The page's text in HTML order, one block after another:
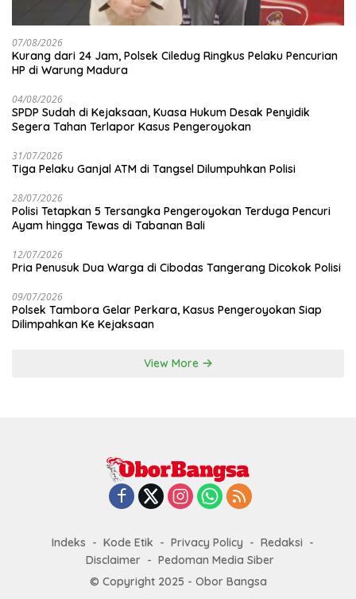
07/08/2026
Kurang dari 24 Jam, Polsek Ciledug Ringkus Pelaku Pencurian
HP di Warung Madura
04/08/2026
SPDP Sudah di Kejaksaan, Kuasa Hukum Desak Penyidik
Segera Tahan Terlapor Kasus Pengeroyokan
31/07/2026
Tiga Pelaku Ganjal ATM di Tangsel Dilumpuhkan Polisi
28/07/2026
Polisi Tetapkan 5 Tersangka Pengeroyokan Terduga Pencuri
Ayam hingga Tewas di Tabanan Bali
12/07/2026
Pria Penusuk Dua Warga di Cibodas Tangerang Dicokok Polisi
09/07/2026
Polsek Tambora Gelar Perkara, Kasus Pengeroyokan Siap
Dilimpahkan Ke Kejaksaan
View More
Indeks Kode Etik Privacy Policy
Redaksi
Disclaimer
Pedoman Media Siber
© Copyright 2025 - Obor Bangsa